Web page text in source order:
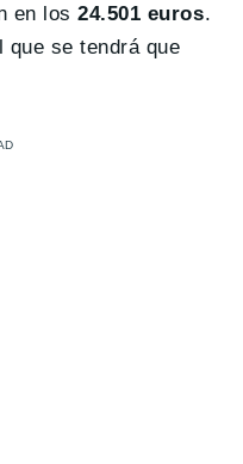
en los24.501 euros.
que se tendrá que